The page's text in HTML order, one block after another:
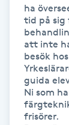
ha
tid på sig
att inte
besök
guida
Ni som
frisörer.